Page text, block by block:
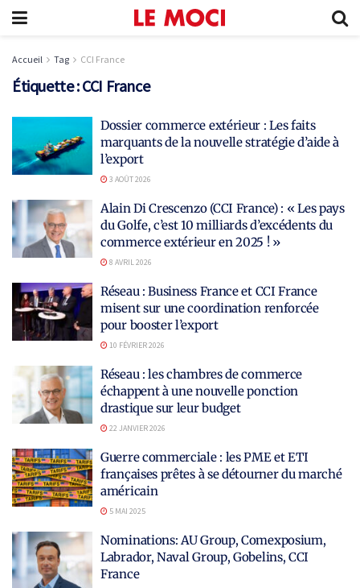
Accueil Tag CCI France
Étiquette :CCI France
Dossier commerce extérieur : Les faits
marquants de la nouvelle stratégie d’aide à
l’export
3 AOÛT 2026
Alain Di Crescenzo (CCI France) : « Les pays
du Golfe, c’est 10 milliards d’excédents du
commerce extérieur en 2025 ! »
8 AVRIL 2026
Réseau : Business France et CCI France
misent sur une coordination renforcée
pour booster l’export
10 FÉVRIER 2026
Réseau : les chambres de commerce
échappent à une nouvelle ponction
drastique sur leur budget
22 JANVIER 2026
Guerre commerciale : les PME et ETI
françaises prêtes à se détourner du marché
américain
5 MAI 2025
Nominations: AU Group, Comexposium,
Labrador, Naval Group, Gobelins, CCI
France